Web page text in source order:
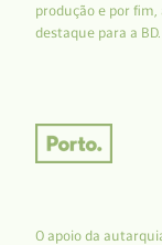
produção e por
destaque para a BD.
O apoio da